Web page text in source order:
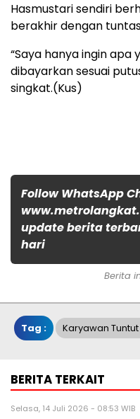
Hasmustari sendiri
berakhir dengan
“Saya hanya ingin apa
dibayarkan sesuai
singkat.(Kus)
Follow WhatsApp
update berita
hari
Berita
Tag : Karyawan Tuntut
BERITA TERKAIT
Selasa, 14 Juli 2026 - 08:53 WIB